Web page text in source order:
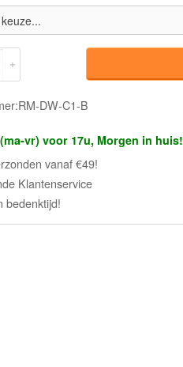
DW-C1-B
vr) voor 17u, Morgen in huis!
vanaf €49!
Klantenservice
bedenktijd!